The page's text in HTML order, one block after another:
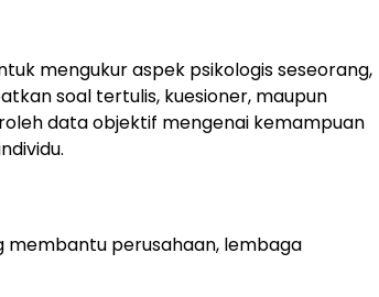
mengukur aspek psikologis seseorang,
soal tertulis, kuesioner, maupun
data objektif mengenai kemampuan
membantu perusahaan, lembaga